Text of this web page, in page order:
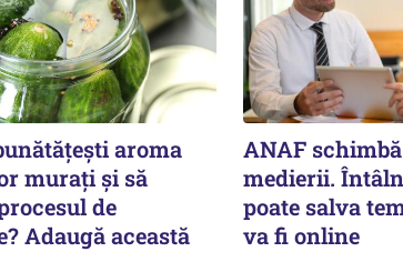
aroma
murați și să
de
Adaugă această
ANAF
medierii.
poate salva
va fi online